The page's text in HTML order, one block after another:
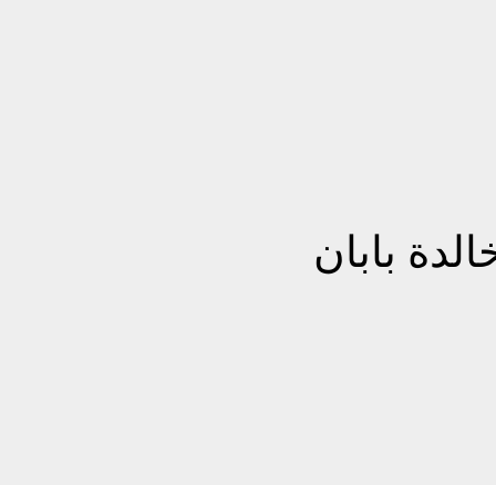
بابان